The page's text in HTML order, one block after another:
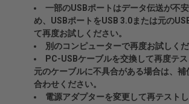
一部のUSBポートはデータ伝送が不
め、USBポートをUSB 3.0または元の
て再度お試しください。
別のコンピューターで再度お試しくだ
PC-USBケーブルを交換して再度テス
元のケーブルに不具合がある場合は、
合わせください。
電源アダプターを変更して再テスト